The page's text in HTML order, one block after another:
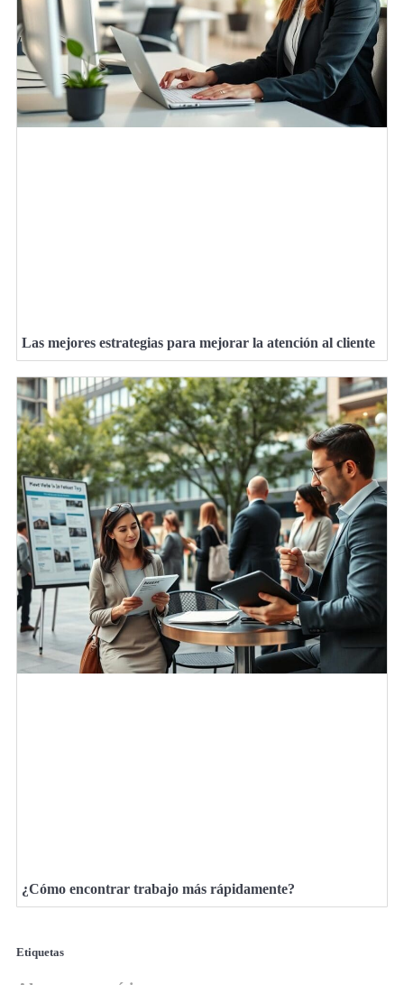
Las mejores estrategias para mejorar la atención al cliente
¿Cómo encontrar trabajo más rápidamente?
Etiquetas